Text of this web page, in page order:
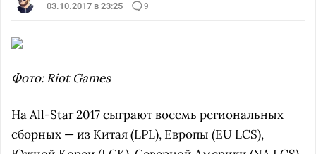
03.10.2017 в 23:25 9
Фото: Riot Games
На All-Star 2017 сыграют восемь региональных
сборных — из Китая (LPL), Европы (EU LCS),